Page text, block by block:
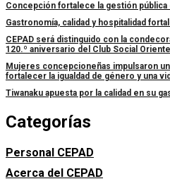
Concepción fortalece la gestión
Gastronomía, calidad y hospitalidad
CEPAD será distinguido con la
120.º aniversario del Club Social
Mujeres concepcioneñas impulsaron
fortalecer la igualdad de género y una
Tiwanaku apuesta por la calidad en su
Categorías
Personal CEPAD
Acerca del CEPAD